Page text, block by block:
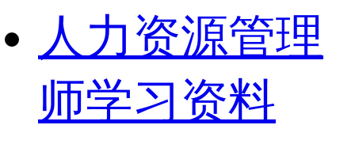
人力资源管理
师学习资料